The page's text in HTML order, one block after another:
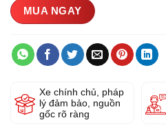
MUA NGAY
Xe chính chủ, pháp
lý đảm bảo, nguồn
gốc rõ ràng